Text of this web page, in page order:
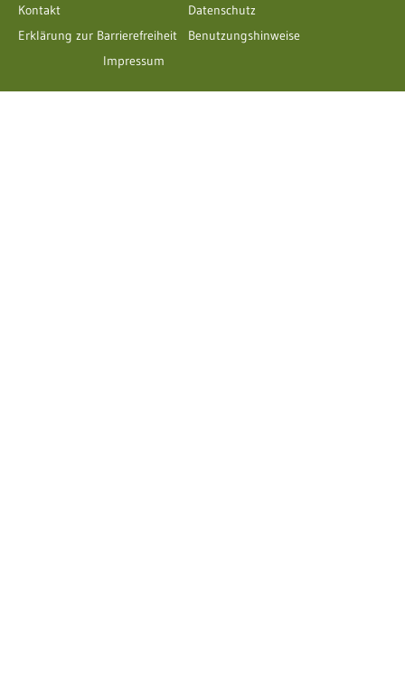
Kontakt
Datenschutz
Erklärung zur Barrierefreiheit
Benutzungshinweise
Impressum